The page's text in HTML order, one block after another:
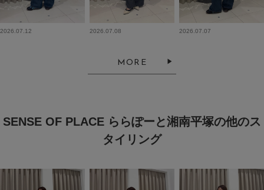
2026.07.12 2026.07.08 2026.07.07
MORE
SENSE OF PLACE ららぽーと湘南平塚の他のス
タイリング